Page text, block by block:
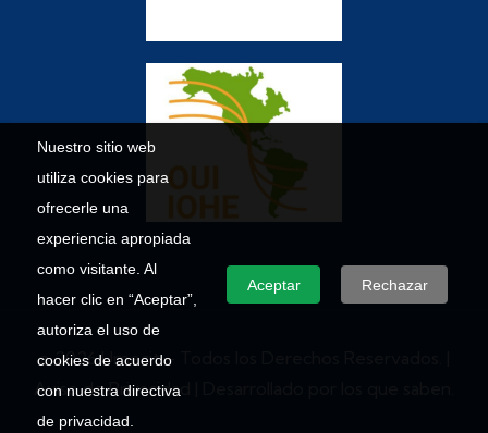
Nuestro sitio web
utiliza cookies para
ofrecerle una
experiencia apropiada
como visitante. Al
hacer clic en “Aceptar”,
autoriza el uso de
cookies de acuerdo
con nuestra directiva
de privacidad.
Aceptar Rechazar
© 2026 Umecit – Todos los Derechos Reservados. |
Aviso de Privacidad